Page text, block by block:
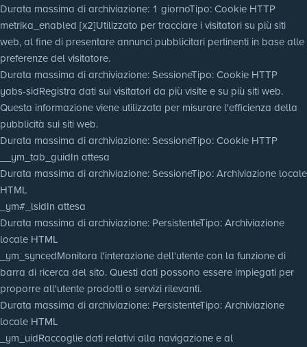
Durata massima di archiviazione: 1 giornoTipo: Cookie HTTP
metrika_enabled [x2]Utilizzato per tracciare i visitatori su più siti
web, al fine di presentare annunci pubblicitari pertinenti in base alle
preferenze del visitatore.
Durata massima di archiviazione: SessioneTipo: Cookie HTTP
yabs-sidRegistra dati sui visitatori da più visite e su più siti web.
Questa informazione viene utilizzata per misurare l'efficienza della
pubblicità sui siti web.
Durata massima di archiviazione: SessioneTipo: Cookie HTTP
__ym_tab_guidIn attesa
Durata massima di archiviazione: SessioneTipo: Archiviazione locale
HTML
_ym#_lsidIn attesa
Durata massima di archiviazione: PersistenteTipo: Archiviazione
locale HTML
_ym_syncedMonitora l'interazione dell'utente con la funzione di
barra di ricerca del sito. Questi dati possono essere impiegati per
proporre all'utente prodotti o servizi rilevanti.
Durata massima di archiviazione: PersistenteTipo: Archiviazione
locale HTML
_ym_uidRaccoglie dati relativi alla navigazione e al